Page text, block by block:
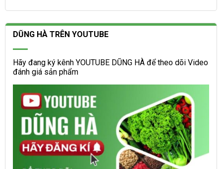
DŨNG HÀ TRÊN YOUTUBE
Hãy đang ký kênh YOUTUBE DŨNG HÀ để theo dõi Video
đánh giá sản phẩm